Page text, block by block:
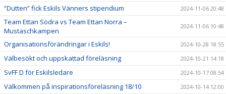
”Dutten” fick Eskils Vänners stipendium 2024-11-06 20:48
Team Ettan Södra vs Team Ettan Norra –
Mustaschkampen
2024-11-06 10:48
Organisationsförändringar i Eskils! 2024-10-28 18:55
Välbesökt och uppskattad föreläsning 2024-10-21 14:18
SvFF D för Eskilsledare 2024-10-17 08:54
Välkommen på inspirationsföreläsning 18/10 2024-10-14 12:00